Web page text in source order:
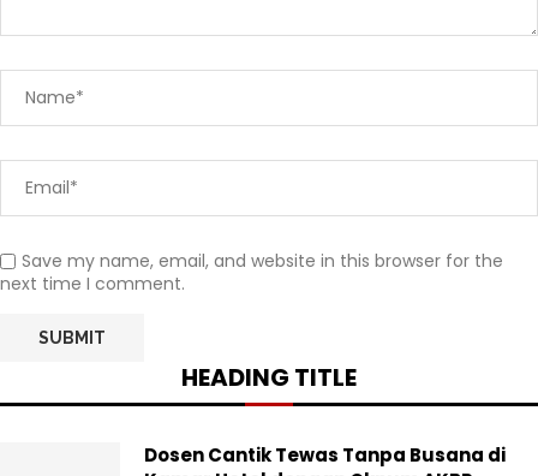
Save my name, email, and website in this browser for the
next time I comment.
HEADING TITLE
Dosen Cantik Tewas Tanpa Busana di